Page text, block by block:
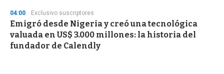
04:00 Exclusivo suscriptores
Emigró desde Nigeria y creó una tecnológica
valuada en US$ 3.000 millones: la historia del
fundador de Calendly